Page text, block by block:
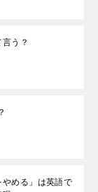
う？
める」は英語で